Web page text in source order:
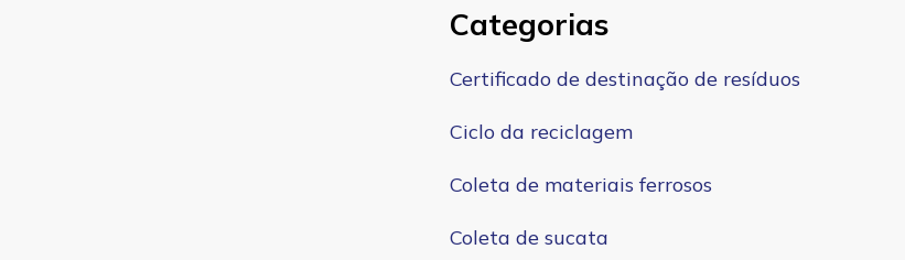
Categorias
Certificado de destinação de resíduos
Ciclo da reciclagem
Coleta de materiais ferrosos
Coleta de sucata